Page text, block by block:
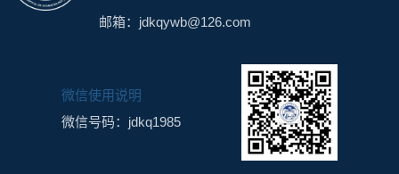
邮箱：jdkqywb@126.com
微信使用说明
微信号码：jdkq1985